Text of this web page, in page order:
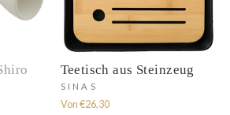
Teetisch aus Steinzeug
SINAS
Von €26,30